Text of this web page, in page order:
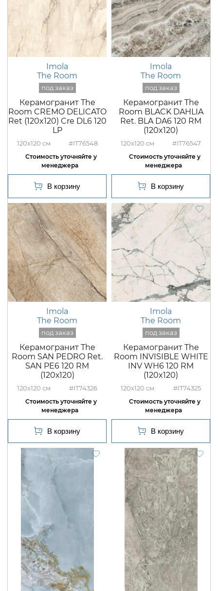
Imola
The Room
Керамогранит The
Room CREMO DELICATO
Ret (120x120) Cre DL6 120
LP
120x120 #IT76548
Imola
The Room
Керамогранит The
Room BLACK DAHLIA
Ret. BLA DA6 120 RM
(120x120)
120x120 #IT76547
Imola
The Room
Керамогранит The
Room SAN PEDRO Ret.
SAN PE6 120 RM
(120х120)
120x120 #IT74326
Imola
The Room
Керамогранит The
Room INVISIBLE WHITE
INV WH6 120 RM
(120x120)
120x120 #IT74325